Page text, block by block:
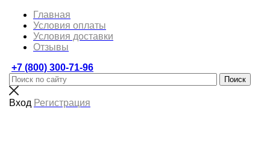
Главная
Условия оплаты
Условия доставки
Отзывы
+7 (800) 300-71-96
Вход Регистрация